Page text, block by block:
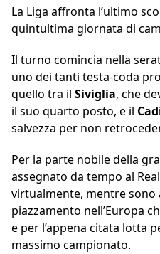
La Liga affronta l’ultimo
quintultima giornata di
Il turno comincia nella
uno dei tanti testa-coda
quello tra il Siviglia, che
il suo quarto posto, e il
salvezza per non
Per la parte nobile della
assegnato da tempo al
virtualmente, mentre
piazzamento nell’Europa
e per l’appena citata lotta
massimo campionato.